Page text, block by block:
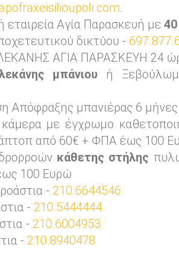
.
εταιρεία Αγία Παρασκευή με
δικτύου -
ΑΓΙΑ ΠΑΡΑΣΚΕΥΗ 24
μπάνιου ή
Απόφραξης μπανιέρας 6 μήνες
με έγχρωμο
από 60€ + ΦΠΑ έως 100
κάθετης στήλης
100 Ευρώ
- 210.6644546
- 210.5444444
- 210.6004953
- 210.8940478